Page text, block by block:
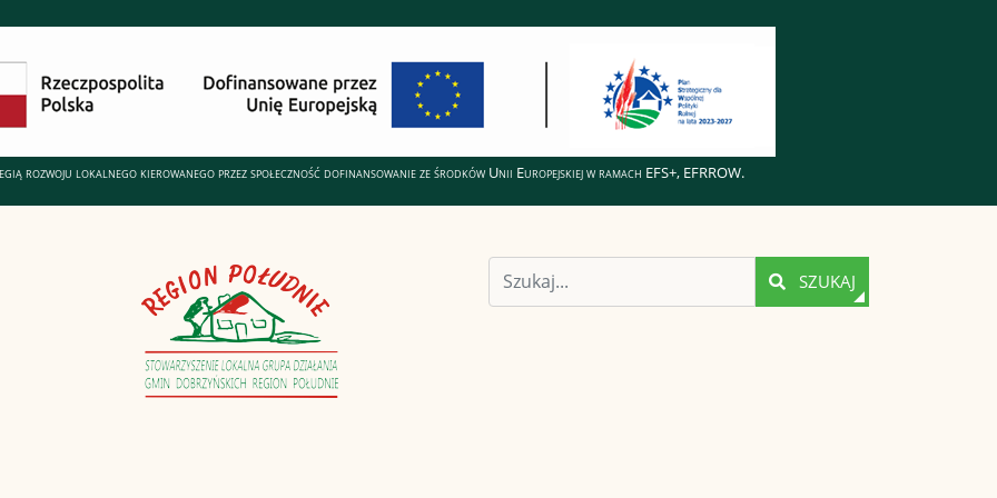
rozwoju lokalnego kierowanego przez społeczność dofinansowanie ze środków Unii Europejskiej w ramach EFS+, EFRROW.
SZUKAJ